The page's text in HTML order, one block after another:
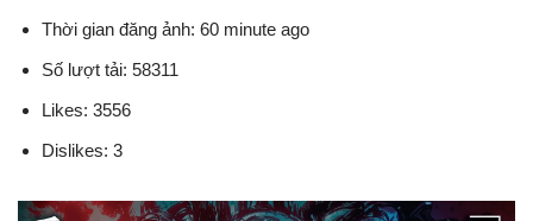
Thời gian đăng ảnh: 60 minute ago
Số lượt tải: 58311
Likes: 3556
Dislikes: 3